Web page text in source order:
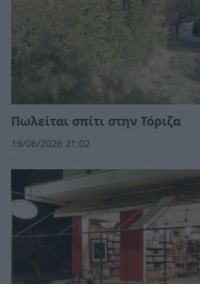
Πωλείται σπίτι στην Τόριζα
19/06/2026 21:02